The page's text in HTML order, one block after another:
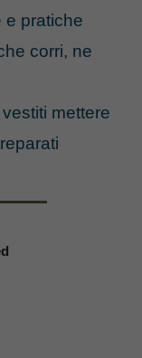
e pratiche
corri, ne
mettere